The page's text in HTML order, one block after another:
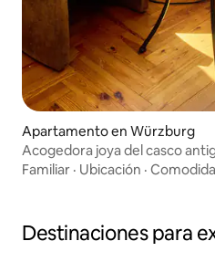
Apartamento en Würzburg
Acogedora joya del casco
Familiar · Ubicación ·
Destinaciones para